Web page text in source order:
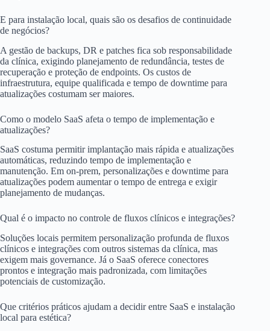
E para instalação local, quais são os desafios de continuidade
de negócios?
A gestão de backups, DR e patches fica sob responsabilidade
da clínica, exigindo planejamento de redundância, testes de
recuperação e proteção de endpoints. Os custos de
infraestrutura, equipe qualificada e tempo de downtime para
atualizações costumam ser maiores.
Como o modelo SaaS afeta o tempo de implementação e
atualizações?
SaaS costuma permitir implantação mais rápida e atualizações
automáticas, reduzindo tempo de implementação e
manutenção. Em on-prem, personalizações e downtime para
atualizações podem aumentar o tempo de entrega e exigir
planejamento de mudanças.
Qual é o impacto no controle de fluxos clínicos e integrações?
Soluções locais permitem personalização profunda de fluxos
clínicos e integrações com outros sistemas da clínica, mas
exigem mais governance. Já o SaaS oferece conectores
prontos e integração mais padronizada, com limitações
potenciais de customização.
Que critérios práticos ajudam a decidir entre SaaS e instalação
local para estética?